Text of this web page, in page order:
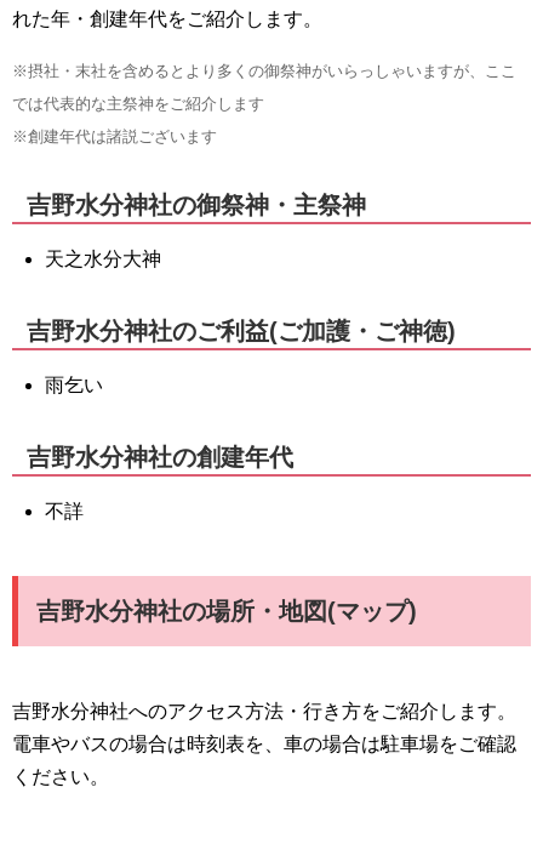
れた年・創建年代をご紹介します。
※摂社・末社を含めるとより多くの御祭神がいらっしゃいますが、ここ
では代表的な主祭神をご紹介します
※創建年代は諸説ございます
吉野水分神社の御祭神・主祭神
天之水分大神
吉野水分神社のご利益(ご加護・ご神徳)
雨乞い
吉野水分神社の創建年代
不詳
吉野水分神社の場所・地図(マップ)
吉野水分神社へのアクセス方法・行き方をご紹介します。
電車やバスの場合は時刻表を、車の場合は駐車場をご確認
ください。